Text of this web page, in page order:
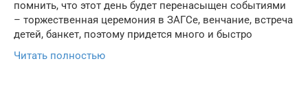
помнить, что этот день будет перенасыщен событиями
– торжественная церемония в ЗАГСе, венчание, встреча
детей, банкет, поэтому придется много и быстро
Читать полностью